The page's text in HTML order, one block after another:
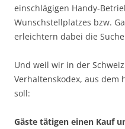
einschlägigen Handy-
Wunschstellplatzes bzw.
erleichtern dabei die
Und weil wir in der
Verhaltenskodex, aus
soll:
Gäste tätigen einen Kauf